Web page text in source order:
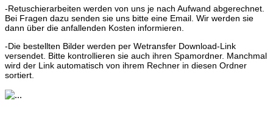
-Retuschierarbeiten werden von uns je nach Aufwand abgerechnet.
Bei Fragen dazu senden sie uns bitte eine Email. Wir werden sie
dann über die anfallenden Kosten informieren.
-Die bestellten Bilder werden per Wetransfer Download-Link
versendet. Bitte kontrollieren sie auch ihren Spamordner. Manchmal
wird der Link automatisch von ihrem Rechner in diesen Ordner
sortiert.